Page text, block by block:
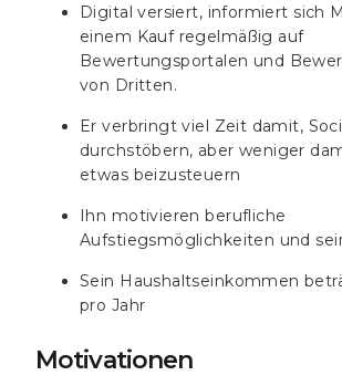
Digital versiert, informiert sich
einem Kauf regelmäßig auf
Bewertungsportalen und
von Dritten.
Er verbringt viel Zeit damit,
durchstöbern, aber weniger
etwas beizusteuern
Ihn motivieren berufliche
Aufstiegsmöglichkeiten und
Sein Haushaltseinkommen
pro Jahr
Motivationen